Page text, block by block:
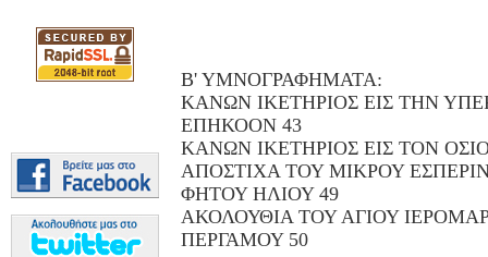
Β' ΥΜΝΟΓΡΑΦΗΜΑΤΑ:
ΚΑΝΩΝ ΙΚΕΤΗΡΙΟΣ ΕΙΣ ΤΗΝ
ΕΠΗΚΟΟΝ 43
ΚΑΝΩΝ ΙΚΕΤΗΡΙΟΣ ΕΙΣ ΤΟΝ
ΑΠΟΣΤΙΧΑ ΤΟΥ ΜΙΚΡΟΥ
ΦΗΤΟΥ ΗΛΙΟΥ 49
ΑΚΟΛΟΥΘΙΑ ΤΟΥ ΑΓΙΟΥ
ΠΕΡΓΑΜΟΥ 50